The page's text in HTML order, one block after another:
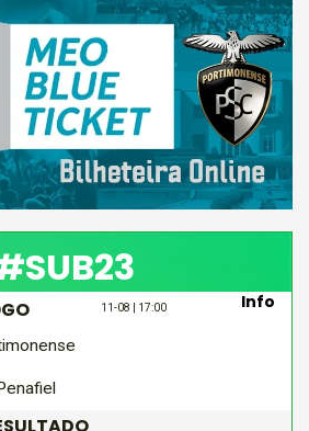
11-08 | 17:00 Info